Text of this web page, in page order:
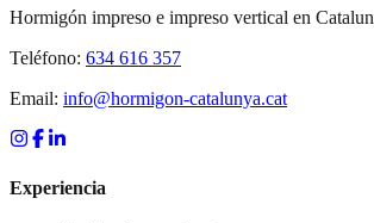
Hormigón impreso e impreso vertical en
Teléfono: 634 616 357
Email: info@hormigon-catalunya.cat
Experiencia